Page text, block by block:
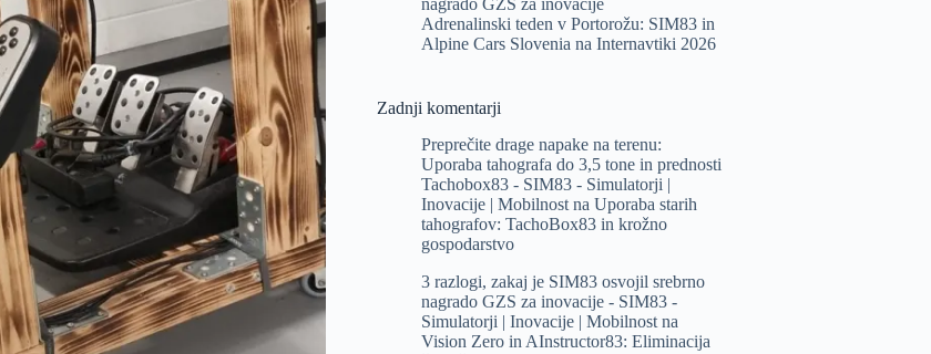
Adrenalinski teden v Portorožu: SIM83 in
Alpine Cars Slovenia na Internavtiki 2026
Zadnji komentarji
Preprečite drage napake na terenu:
Uporaba tahografa do 3,5 tone in prednosti
Tachobox83 - SIM83 - Simulatorji |
Inovacije | Mobilnostna Uporaba starih
tahografov: TachoBox83 in krožno
gospodarstvo
3 razlogi, zakaj je SIM83 osvojil srebrno
nagrado GZS za inovacije - SIM83 -
Simulatorji | Inovacije | Mobilnostna
Vision Zero in AInstructor83: Eliminacija